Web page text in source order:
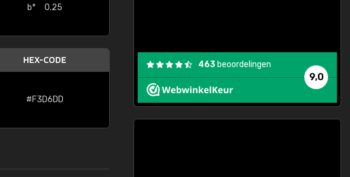
b*
0.25
HEX-CODE
#F3D6DD
9,0
463 beoordelingen